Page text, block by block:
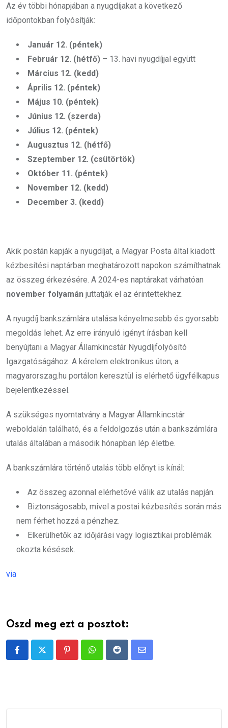
Az év többi hónapjában a nyugdíjakat a következő
időpontokban folyósítják:
Január 12. (péntek)
Február 12. (hétfő) – 13. havi nyugdíjjal együtt
Március 12. (kedd)
Április 12. (péntek)
Május 10. (péntek)
Június 12. (szerda)
Július 12. (péntek)
Augusztus 12. (hétfő)
Szeptember 12. (csütörtök)
Október 11. (péntek)
November 12. (kedd)
December 3. (kedd)
Akik postán kapják a nyugdíjat, a Magyar Posta által kiadott
kézbesítési naptárban meghatározott napokon számíthatnak
az összeg érkezésére. A 2024-es naptárakat várhatóan
november folyamán juttatják el az érintettekhez.
A nyugdíj bankszámlára utalása kényelmesebb és gyorsabb
megoldás lehet. Az erre irányuló igényt írásban kell
benyújtani a Magyar Államkincstár Nyugdíjfolyósító
Igazgatóságához. A kérelem elektronikus úton, a
magyarorszag.hu portálon keresztül is elérhető ügyfélkapus
bejelentkezéssel.
A szükséges nyomtatvány a Magyar Államkincstár
weboldalán található, és a feldolgozás után a bankszámlára
utalás általában a második hónapban lép életbe.
A bankszámlára történő utalás több előnyt is kínál:
Az összeg azonnal elérhetővé válik az utalás napján.
Biztonságosabb, mivel a postai kézbesítés során más
nem férhet hozzá a pénzhez.
Elkerülhetők az időjárási vagy logisztikai problémák
okozta késések.
via
Oszd meg ezt a posztot:
PinterestWhatsappRedditShare